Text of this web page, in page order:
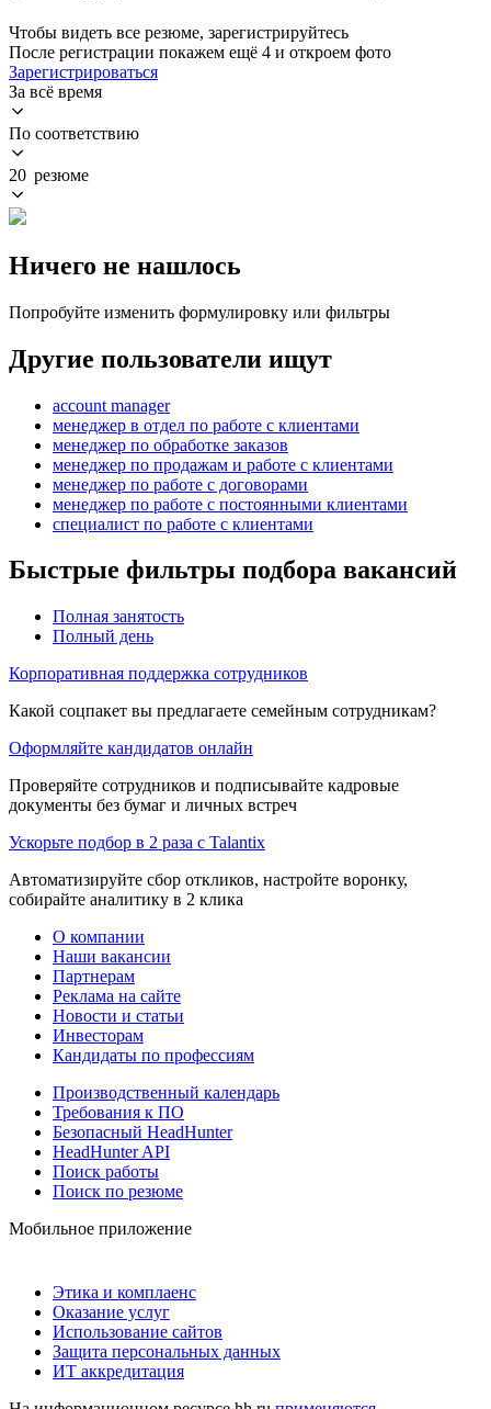
Чтобы видеть все резюме, зарегистрируйтесь
После регистрации покажем ещё 4 и откроем фото
Зарегистрироваться
За всё время
По соответствию
20 резюме
Ничего не нашлось
Попробуйте изменить формулировку или фильтры
Другие пользователи ищут
account manager
менеджер в отдел по работе с клиентами
менеджер по обработке заказов
менеджер по продажам и работе с клиентами
менеджер по работе с договорами
менеджер по работе с постоянными клиентами
специалист по работе с клиентами
Быстрые фильтры подбора вакансий
Полная занятость
Полный день
Корпоративная поддержка сотрудников
Какой соцпакет вы предлагаете семейным сотрудникам?
Оформляйте кандидатов онлайн
Проверяйте сотрудников и подписывайте кадровые
документы без бумаг и личных встреч
Ускорьте подбор в 2 раза с Talantix
Автоматизируйте сбор откликов, настройте воронку,
собирайте аналитику в 2 клика
О компании
Наши вакансии
Партнерам
Реклама на сайте
Новости и статьи
Инвесторам
Кандидаты по профессиям
Производственный календарь
Требования к ПО
Безопасный HeadHunter
HeadHunter API
Поиск работы
Поиск по резюме
Мобильное приложение
Этика и комплаенс
Оказание услуг
Использование сайтов
Защита персональных данных
ИТ аккредитация